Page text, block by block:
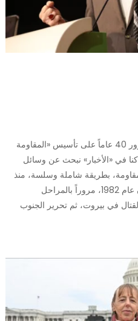
قبل ثلاثة أعوام، وفي أجواء ذكرى مرور 40 عاماً على تأسيس «المقاومة
كنا في «الأخبار» نبحث عن وسائل
بطريقة شاملة وسلسة، منذ
نشأتها عقب الاجتياح الإسرائيلي للبنان عام 1982، مروراً بالمراحل
في بيروت، ثم تحرير الجنوب